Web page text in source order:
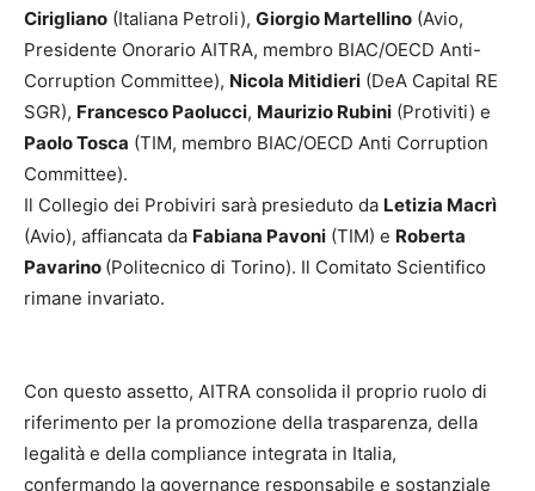
Cirigliano (Italiana Petroli), Giorgio Martellino (Avio,
Presidente Onorario AITRA, membro BIAC/OECD Anti-
Corruption Committee), Nicola Mitidieri (DeA Capital RE
SGR), Francesco Paolucci, Maurizio Rubini (Protiviti) e
Paolo Tosca (TIM, membro BIAC/OECD Anti Corruption
Committee).
Il Collegio dei Probiviri sarà presieduto da Letizia Macrì
(Avio), affiancata da Fabiana Pavoni (TIM) e Roberta
Pavarino (Politecnico di Torino). Il Comitato Scientifico
rimane invariato.
Con questo assetto, AITRA consolida il proprio ruolo di
riferimento per la promozione della trasparenza, della
legalità e della compliance integrata in Italia,
confermando la governance responsabile e sostanziale